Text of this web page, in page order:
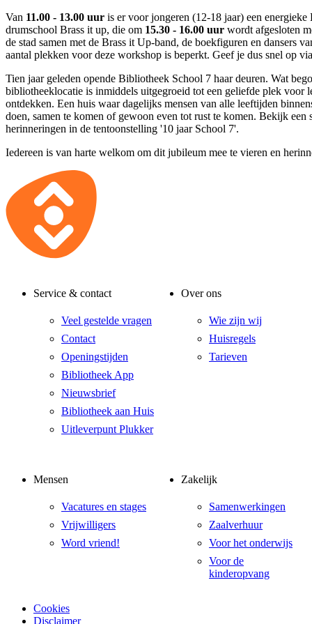
Van 11.00 - 13.00 uur is er voor jongeren (12-18 jaar) een
drumschool Brass it up, die om 15.30 - 16.00 uur wordt afgesloten
de stad samen met de Brass it Up-band, de boekfiguren en dansers
aantal plekken voor deze workshop is beperkt. Geef je dus snel op
Tien jaar geleden opende Bibliotheek School 7 haar deuren. Wat
bibliotheeklocatie is inmiddels uitgegroeid tot een geliefde plek voor
ontdekken. Een huis waar dagelijks mensen van alle leeftijden
doen, samen te komen of gewoon even tot rust te komen. Bekijk een
herinneringen in de tentoonstelling '10 jaar School 7'.
Iedereen is van harte welkom om dit jubileum mee te vieren en
Service & contact
Veel gestelde vragen
Contact
Openingstijden
Bibliotheek App
Nieuwsbrief
Bibliotheek aan Huis
Uitleverpunt Plukker
Over ons
Wie zijn wij
Huisregels
Tarieven
Mensen
Vacatures en stages
Vrijwilligers
Word vriend!
Zakelijk
Samenwerkingen
Zaalverhuur
Voor het onderwijs
Voor de
kinderopvang
Cookies
Disclaimer